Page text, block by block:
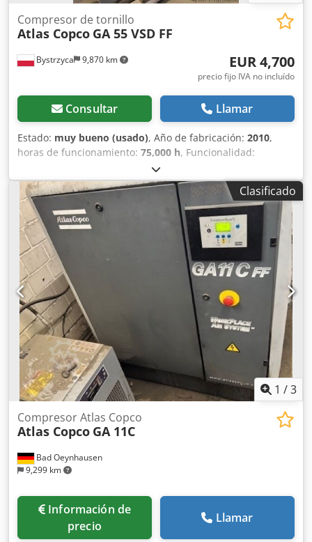
Bystrzyca 9,870 km
Compresor de tornillo
Atlas Copco GA 55 VSD FF
EUR 4,700
precio fijo IVA no incluído
Consultar Llamar
Estado: muy bueno (usado), Año de fabricación: 2010,
horas de funcionamiento: 75,000 h, Funcionalidad:
, Compresor de 55 kW con secador
incorporado y variador de frecuencia. Estado muy bueno.
Tras mantenimiento. Garantía de 3 meses. Dcodpfx Aov
Rmmmjhqsk
Clasificado
1 /3
Bad Oeynhausen
9,299 km
Compresor Atlas Copco
Atlas Copco GA 11C
Información de
precio
Llamar